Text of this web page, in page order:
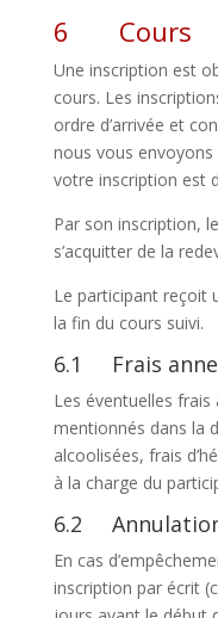
6 Cours
Une inscription est
cours. Les
ordre d’arrivée et
nous vous
votre inscription est
Par son inscription,
s’acquitter de la
Le participant reçoit
la fin du cours suivi.
6.1 Frais
Les éventuelles
mentionnés dans la
alcoolisées, frais
à la charge du
6.2 Annulation
En cas
inscription par écrit